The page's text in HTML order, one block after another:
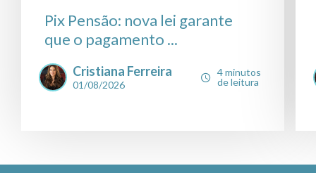
Pix Pensão: nova lei garante
que o pagamento ...
Cristiana Ferreira
01/08/2026
4 minutos
de leitura